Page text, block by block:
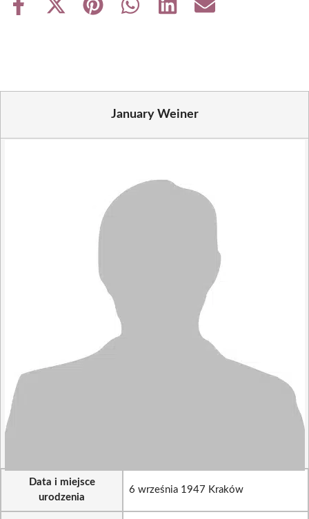
Share
Share
Share
Share
Share
Share
January Weiner
Data i miejsce
urodzenia
6 września 1947 Kraków